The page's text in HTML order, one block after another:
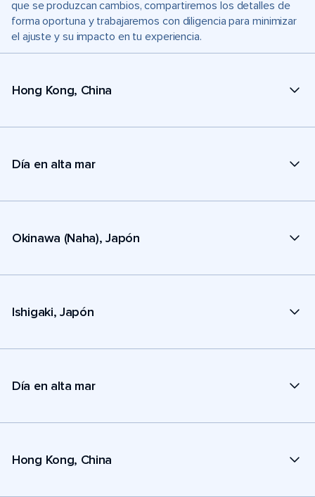
que se produzcan cambios, compartiremos los detalles de
forma oportuna y trabajaremos con diligencia para minimizar
el ajuste y su impacto en tu experiencia.
Hong Kong, China
Día en alta mar
Okinawa (Naha), Japón
Ishigaki, Japón
Día en alta mar
Hong Kong, China